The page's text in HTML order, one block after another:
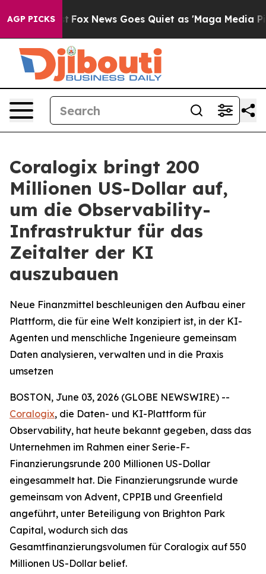
AGP PICKS
Fox News Goes Quiet as 'Maga Media Pipeline'
Coralogix bringt 200
Millionen US-Dollar auf,
um die Observability-
Infrastruktur für das
Zeitalter der KI
auszubauen
Neue Finanzmittel beschleunigen den Aufbau einer
Plattform, die für eine Welt konzipiert ist, in der KI-
Agenten und menschliche Ingenieure gemeinsam
Daten analysieren, verwalten und in die Praxis
umsetzen
BOSTON, June 03, 2026 (GLOBE NEWSWIRE) --
Coralogix, die Daten- und KI-Plattform für
Observability, hat heute bekannt gegeben, dass das
Unternehmen im Rahmen einer Serie-F-
Finanzierungsrunde 200 Millionen US-Dollar
eingesammelt hat. Die Finanzierungsrunde wurde
gemeinsam von Advent, CPPIB und Greenfield
angeführt, unter Beteiligung von Brighton Park
Capital, wodurch sich das
Gesamtfinanzierungsvolumen für Coralogix auf 550
Millionen US-Dollar belief.